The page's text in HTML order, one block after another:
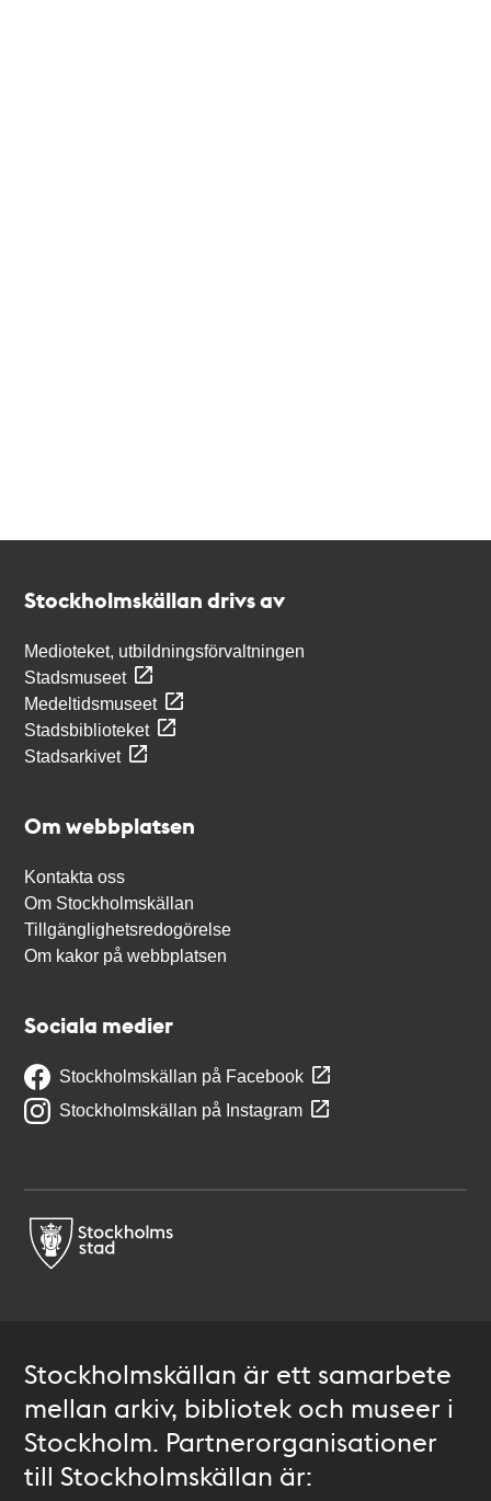
Stockholmskällan drivs av
Medioteket, utbildningsförvaltningen
Stadsmuseet
Medeltidsmuseet
Stadsbiblioteket
Stadsarkivet
Om webbplatsen
Kontakta oss
Om Stockholmskällan
Tillgänglighetsredogörelse
Om kakor på webbplatsen
Sociala medier
Stockholmskällan på Facebook
Stockholmskällan på Instagram
Stockholmskällan är ett samarbete
mellan arkiv, bibliotek och museer i
Stockholm. Partnerorganisationer
till Stockholmskällan är: